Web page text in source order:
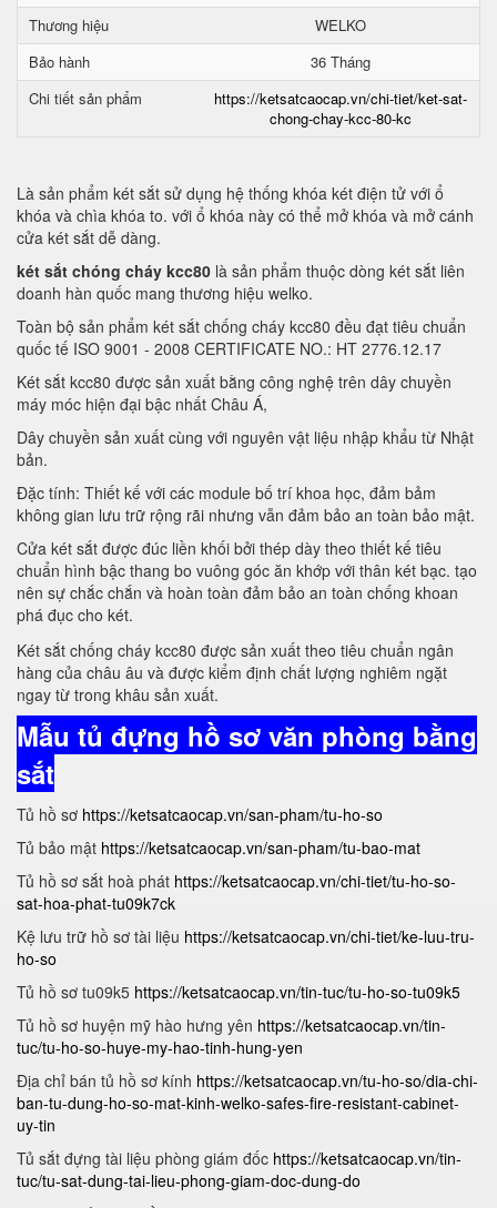
Thương hiệu
WELKO
Bảo hành
36 Tháng
Chi tiết sản phẩm
https://ketsatcaocap.vn/chi-tiet/ket-sat-
chong-chay-kcc-80-kc
Là sản phẩm két sắt sử dụng hệ thống khóa két điện tử với ổ
khóa và chìa khóa to. với ổ khóa này có thể mở khóa và mở cánh
cửa két sắt dễ dàng.
két sắt chóng cháy kcc80 là sản phẩm thuộc dòng két sắt liên
doanh hàn quốc mang thương hiệu welko.
Toàn bộ sản phẩm két sắt chống cháy kcc80 đều đạt tiêu chuẩn
quốc tế ISO 9001 - 2008 CERTIFICATE NO.: HT 2776.12.17
Két sắt kcc80 được sản xuất bằng công nghệ trên dây chuyền
máy móc hiện đại bậc nhất Châu Á,
Dây chuyền sản xuất cùng với nguyên vật liệu nhập khẩu từ Nhật
bản.
Đặc tính: Thiết kế với các module bố trí khoa học, đảm bảm
không gian lưu trữ rộng rãi nhưng vẫn đảm bảo an toàn bảo mật.
Cửa két sắt được đúc liền khối bởi thép dày theo thiết kế tiêu
chuẩn hình bậc thang bo vuông góc ăn khớp với thân két bạc. tạo
nên sự chắc chắn và hoàn toàn đảm bảo an toàn chống khoan
phá đục cho két.
Két sắt chống cháy kcc80 được sản xuất theo tiêu chuẩn ngân
hàng của châu âu và được kiểm định chất lượng nghiêm ngặt
ngay từ trong khâu sản xuất.
Mẫu tủ đựng hồ sơ văn phòng bằng
sắt
Tủ hồ sơ https://ketsatcaocap.vn/san-pham/tu-ho-so
Tủ bảo mật https://ketsatcaocap.vn/san-pham/tu-bao-mat
Tủ hồ sơ sắt hoà phát https://ketsatcaocap.vn/chi-tiet/tu-ho-so-
sat-hoa-phat-tu09k7ck
Kệ lưu trữ hồ sơ tài liệu https://ketsatcaocap.vn/chi-tiet/ke-luu-tru-
ho-so
Tủ hồ sơ tu09k5 https://ketsatcaocap.vn/tin-tuc/tu-ho-so-tu09k5
Tủ hồ sơ huyện mỹ hào hưng yên https://ketsatcaocap.vn/tin-
tuc/tu-ho-so-huye-my-hao-tinh-hung-yen
Địa chỉ bán tủ hồ sơ kính https://ketsatcaocap.vn/tu-ho-so/dia-chi-
ban-tu-dung-ho-so-mat-kinh-welko-safes-fire-resistant-cabinet-
uy-tin
Tủ sắt đựng tài liệu phòng giám đốc https://ketsatcaocap.vn/tin-
tuc/tu-sat-dung-tai-lieu-phong-giam-doc-dung-do